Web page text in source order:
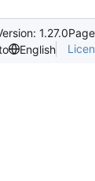
1.27.0
English